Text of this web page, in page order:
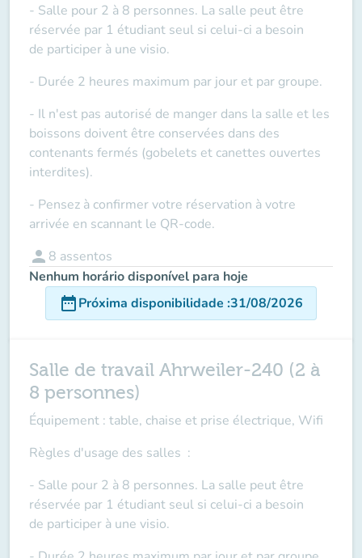
- Salle pour 2 à 8 personnes. La salle peut être
réservée par 1 étudiant seul si celui-ci a besoin
de participer à une visio.
- Durée 2 heures maximum par jour et par groupe.
- Il n'est pas autorisé de manger dans la salle et les
boissons doivent être conservées dans des
contenants fermés (gobelets et canettes ouvertes
interdites).
- Pensez à confirmer votre réservation à votre
arrivée en scannant le QR-code.
person 8 assentos
Nenhum horário disponível para hoje
date_rangePróxima disponibilidade :31/08/2026
Salle de travail Ahrweiler-240 (2 à
8 personnes)
Équipement : table, chaise et prise électrique, Wifi
Règles d'usage des salles :
- Salle pour 2 à 8 personnes. La salle peut être
réservée par 1 étudiant seul si celui-ci a besoin
de participer à une visio.